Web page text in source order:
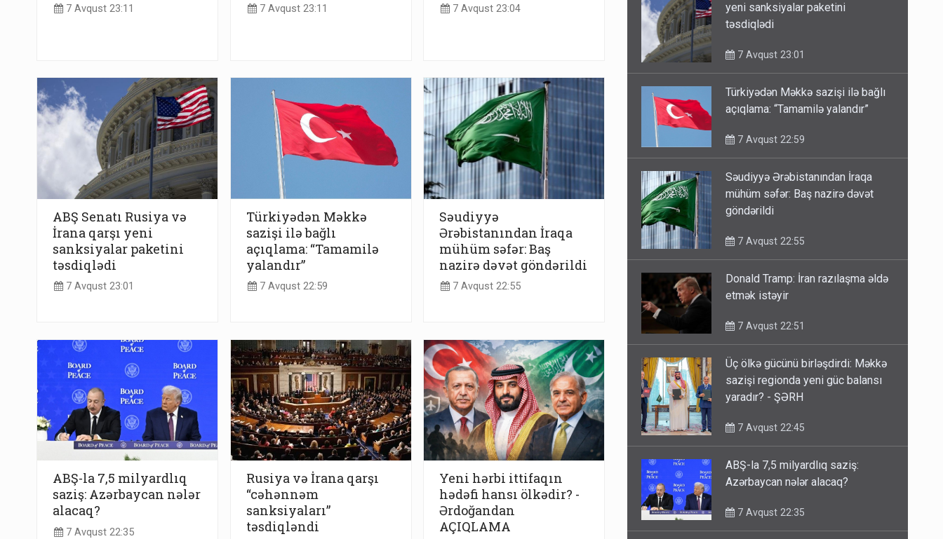
7 Avqust 23:11 7 Avqust 23:11 7 Avqust 23:04
ABŞ Senatı Rusiya və
İrana qarşı yeni
sanksiyalar paketini
təsdiqlədi
7 Avqust 23:01
Türkiyədən Məkkə
sazişi ilə bağlı
açıqlama: “Tamamilə
yalandır”
7 Avqust 22:59
Səudiyyə
Ərəbistanından İraqa
mühüm səfər: Baş
nazirə dəvət göndərildi
7 Avqust 22:55
ABŞ-la 7,5 milyardlıq
saziş: Azərbaycan nələr
alacaq?
7 Avqust 22:35
Rusiya və İrana qarşı
“cəhənnəm
sanksiyaları”
təsdiqləndi
Yeni hərbi ittifaqın
hədəfi hansı ölkədir? -
Ərdoğandan
AÇIQLAMA
yeni sanksiyalar paketini
təsdiqlədi
7 Avqust 23:01
Türkiyədən Məkkə sazişi ilə bağlı
açıqlama: “Tamamilə yalandır”
7 Avqust 22:59
Səudiyyə Ərəbistanından İraqa
mühüm səfər: Baş nazirə dəvət
göndərildi
7 Avqust 22:55
Donald Tramp: İran razılaşma əldə
etmək istəyir
7 Avqust 22:51
Üç ölkə gücünü birləşdirdi: Məkkə
sazişi regionda yeni güc balansı
yaradır? - ŞƏRH
7 Avqust 22:45
ABŞ-la 7,5 milyardlıq saziş:
Azərbaycan nələr alacaq?
7 Avqust 22:35